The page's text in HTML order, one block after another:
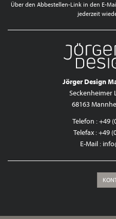
Über den Abbestellen-Link in den E-
jederzeit
Jörger Design
Seckenheimer
68163
Telefon : +49
Telefax : +49
E-Mail :